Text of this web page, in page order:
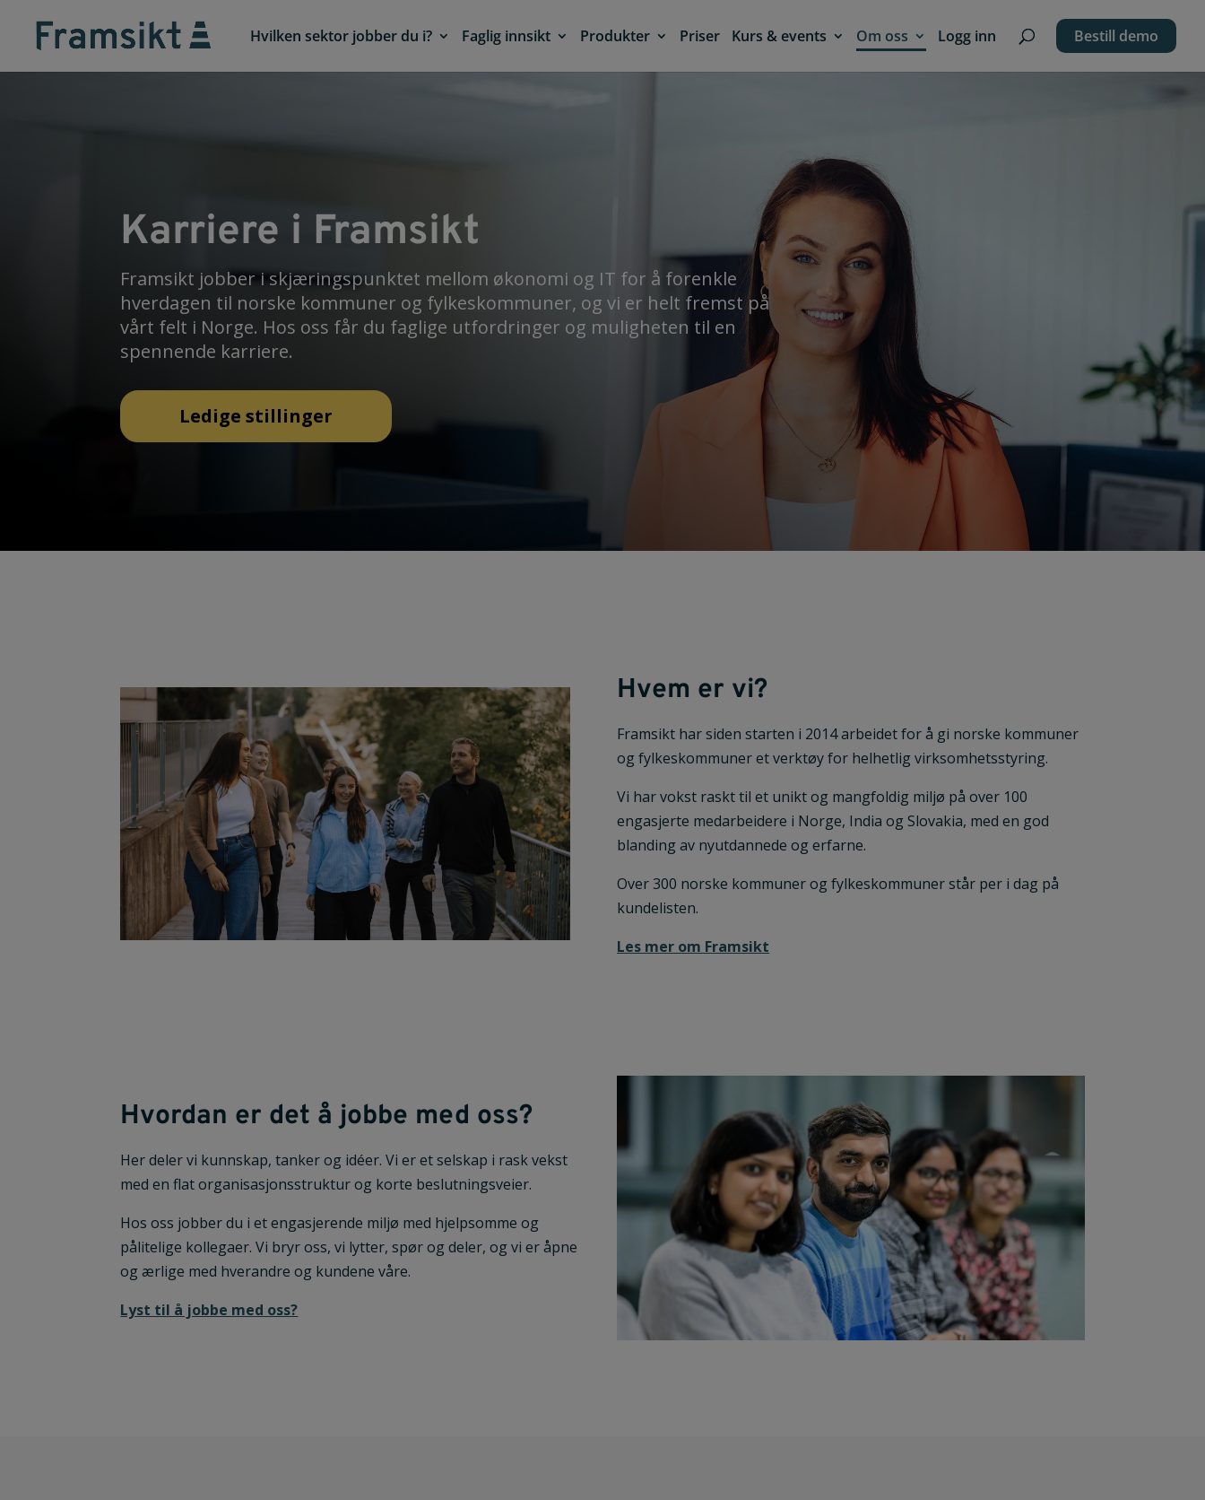
Hvilken sektor jobber du i? Faglig innsikt Produkter Priser Kurs & events Om oss Logg inn Bestill demo
Karriere i Framsikt
Framsikt jobber i skjæringspunktet mellom økonomi og IT for å forenkle
hverdagen til norske kommuner og fylkeskommuner, og vi er helt fremst på
vårt felt i Norge. Hos oss får du faglige utfordringer og muligheten til en
spennende karriere.
Ledige stillinger
Hvem er vi?
Framsikt har siden starten i 2014 arbeidet for å gi norske kommuner
og fylkeskommuner et verktøy for helhetlig virksomhetsstyring.
Vi har vokst raskt til et unikt og mangfoldig miljø på over 100
engasjerte medarbeidere i Norge, India og Slovakia, med en god
blanding av nyutdannede og erfarne.
Over 300 norske kommuner og fylkeskommuner står per i dag på
kundelisten.
Les mer om Framsikt
Hvordan er det å jobbe med oss?
Her deler vi kunnskap, tanker og idéer. Vi er et selskap i rask vekst
med en flat organisasjonsstruktur og korte beslutningsveier.
Hos oss jobber du i et engasjerende miljø med hjelpsomme og
pålitelige kollegaer. Vi bryr oss, vi lytter, spør og deler, og vi er åpne
og ærlige med hverandre og kundene våre.
Lyst til å jobbe med oss?